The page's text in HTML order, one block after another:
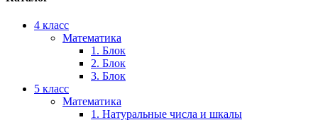
4 класс
Математика
1. Блок
2. Блок
3. Блок
5 класс
Математика
1. Натуральные числа и шкалы